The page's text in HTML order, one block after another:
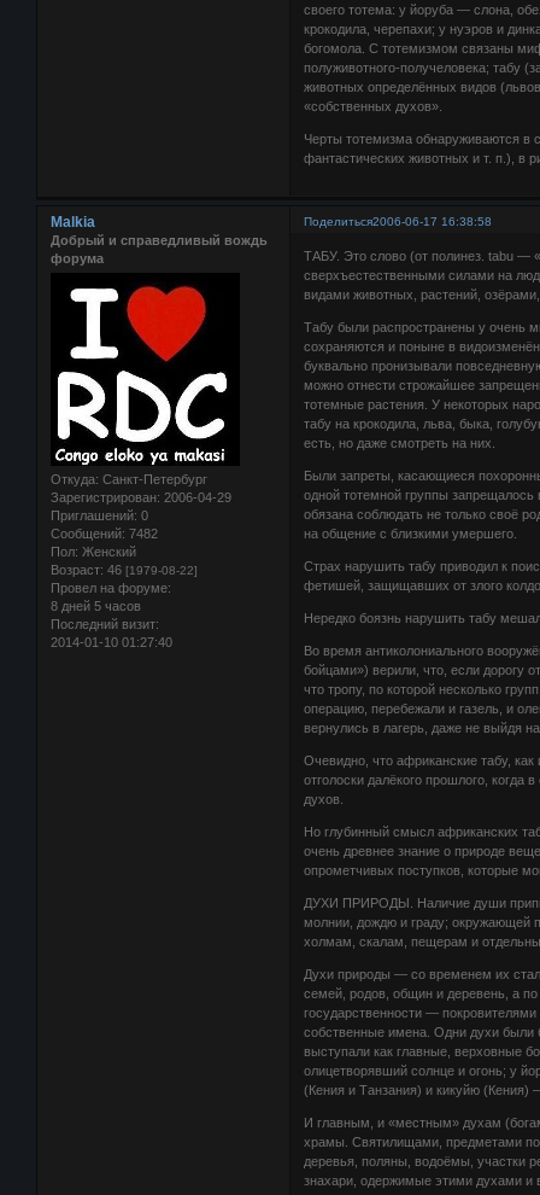
своего тотема: у йоруба — слона,
крокодила, черепахи; у нуэров и
богомола. С тотемизмом связаны
полуживотного-получеловека; табу
животных определённых видов
«собственных духов».
Черты тотемизма обнаруживаются в
фантастических животных и т. п.), в
Поделиться2006-06-17 16:38:58
Malkia
Добрый и справедливый вождь
форума
Откуда: Санкт-Петербург
Зарегистрирован: 2006-04-29
Приглашений: 0
Сообщений: 7482
Пол: Женский
Возраст: 46 [1979-08-22]
Провел на форуме:
8 дней 5 часов
Последний визит:
2014-01-10 01:27:40
ТАБУ. Это слово (от полинез. tabu —
сверхъестественными силами на
видами животных, растений,
Табу были распространены у очень
сохраняются и поныне в
буквально пронизывали
можно отнести строжайшее
тотемные растения. У некоторых
табу на крокодила, льва, быка,
есть, но даже смотреть на них.
Были запреты, касающиеся
одной тотемной группы
обязана соблюдать не только своё
на общение с близкими умершего.
Страх нарушить табу приводил к
фетишей, защищавших от злого
Нередко боязнь нарушить табу
Во время антиколониального
бойцами») верили, что, если дорогу
что тропу, по которой несколько
операцию, перебежали и газель, и
вернулись в лагерь, даже не выйдя
Очевидно, что африканские табу,
отголоски далёкого прошлого,
духов.
Но глубинный смысл африканских
очень древнее знание о природе
опрометчивых поступков, которые
ДУХИ ПРИРОДЫ. Наличие души
молнии, дождю и граду; окружающей
холмам, скалам, пещерам и
Духи природы — со временем их
семей, родов, общин и деревень, а
государственности —
собственные имена. Одни духи
выступали как главные, верховные
олицетворявший солнце и огонь; у
(Кения и Танзания) и кикуйю (Кения)
И главным, и «местным» духам
храмы. Святилищами, предметами
деревья, поляны, водоёмы, участки
знахари, одержимые этими духами и